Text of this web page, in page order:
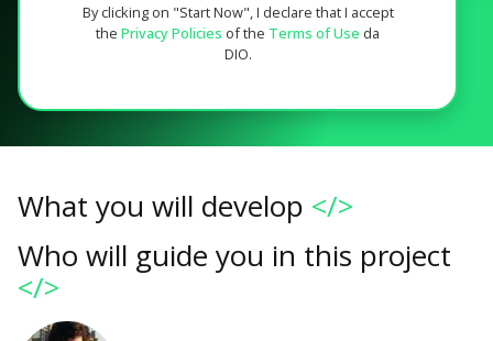
By clicking on "Start Now", I declare that I accept
the Privacy Policies of the Terms of Use da
DIO.
What you will develop </>
Who will guide you in this project
</>